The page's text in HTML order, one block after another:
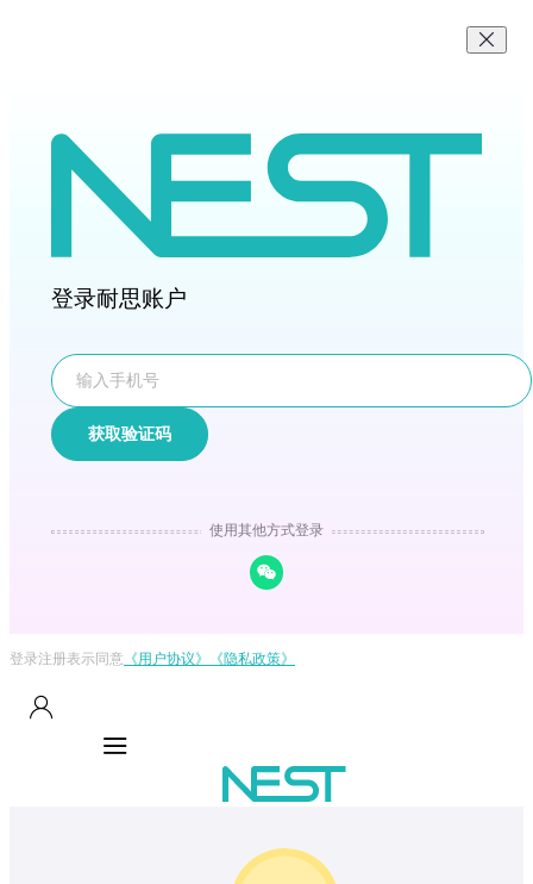
登录耐思账户
获取验证码
使用其他方式登录
登录注册表示同意 《用户协议》 《隐私政策》